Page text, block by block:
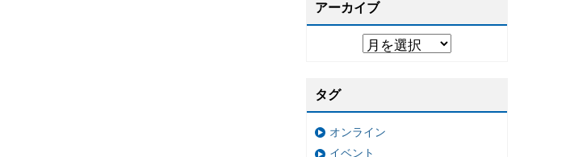
アーカイブ
タグ
オンライン
イベント